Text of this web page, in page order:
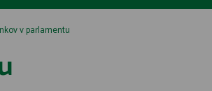
v parlamentu